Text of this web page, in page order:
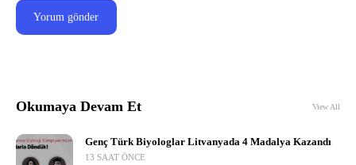
Okumaya Devam Et View All
Genç Türk Biyologlar Litvanyada 4 Madalya Kazandı
13 SAAT ÖNCE